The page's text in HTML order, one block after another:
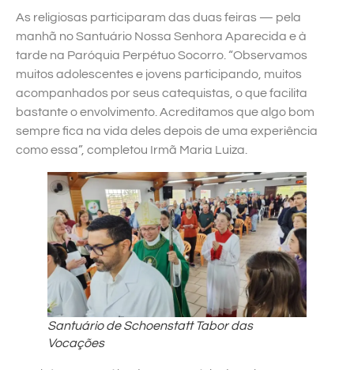
As religiosas participaram das duas feiras — pela
manhã no Santuário Nossa Senhora Aparecida e à
tarde na Paróquia Perpétuo Socorro. “Observamos
muitos adolescentes e jovens participando, muitos
acompanhados por seus catequistas, o que facilita
bastante o envolvimento. Acreditamos que algo bom
sempre fica na vida deles depois de uma experiência
como essa”, completou Irmã Maria Luiza.
Santuário de Schoenstatt Tabor das
Vocações